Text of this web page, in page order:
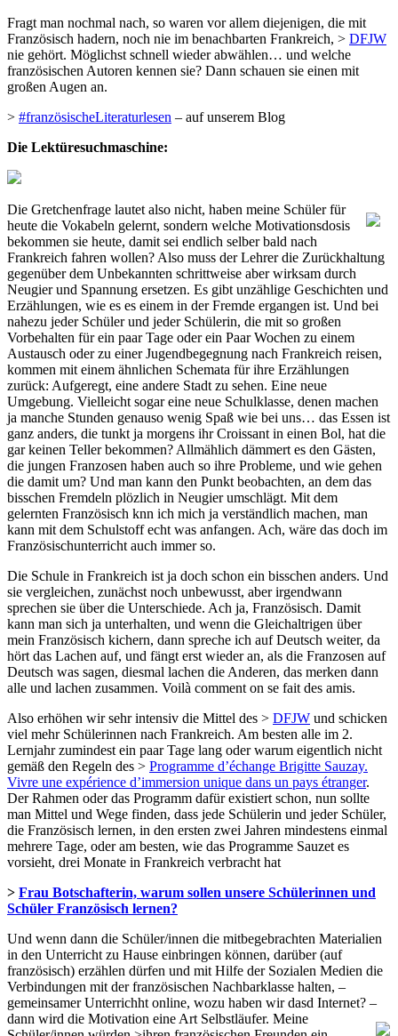
Fragt man nochmal nach, so waren vor allem diejenigen, die mit
Französisch hadern, noch nie im benachbarten Frankreich, > DFJW
nie gehört. Möglichst schnell wieder abwählen… und welche
französischen Autoren kennen sie? Dann schauen sie einen mit
großen Augen an.
> #französischeLiteraturlesen – auf unserem Blog
Die Lektüresuchmaschine:
Die Gretchenfrage lautet also nicht, haben meine Schüler für
heute die Vokabeln gelernt, sondern welche Motivationsdosis
bekommen sie heute, damit sei endlich selber bald nach
Frankreich fahren wollen? Also muss der Lehrer die Zurückhaltung
gegenüber dem Unbekannten schrittweise aber wirksam durch
Neugier und Spannung ersetzen. Es gibt unzählige Geschichten und
Erzählungen, wie es es einem in der Fremde ergangen ist. Und bei
nahezu jeder Schüler und jeder Schülerin, die mit so großen
Vorbehalten für ein paar Tage oder ein Paar Wochen zu einem
Austausch oder zu einer Jugendbegegnung nach Frankreich reisen,
kommen mit einem ähnlichen Schemata für ihre Erzählungen
zurück: Aufgeregt, eine andere Stadt zu sehen. Eine neue
Umgebung. Vielleicht sogar eine neue Schulklasse, denen machen
ja manche Stunden genauso wenig Spaß wie bei uns… das Essen ist
ganz anders, die tunkt ja morgens ihr Croissant in einen Bol, hat die
gar keinen Teller bekommen? Allmählich dämmert es den Gästen,
die jungen Franzosen haben auch so ihre Probleme, und wie gehen
die damit um? Und man kann den Punkt beobachten, an dem das
bisschen Fremdeln plözlich in Neugier umschlägt. Mit dem
gelernten Französisch knn ich mich ja verständlich machen, man
kann mit dem Schulstoff echt was anfangen. Ach, wäre das doch im
Französischunterricht auch immer so.
Die Schule in Frankreich ist ja doch schon ein bisschen anders. Und
sie vergleichen, zunächst noch unbewusst, aber irgendwann
sprechen sie über die Unterschiede. Ach ja, Französisch. Damit
kann man sich ja unterhalten, und wenn die Gleichaltrigen über
mein Französisch kichern, dann spreche ich auf Deutsch weiter, da
hört das Lachen auf, und fängt erst wieder an, als die Franzosen auf
Deutsch was sagen, diesmal lachen die Anderen, das merken dann
alle und lachen zusammen. Voilà comment on se fait des amis.
Also erhöhen wir sehr intensiv die Mittel des > DFJW und schicken
viel mehr Schülerinnen nach Frankreich. Am besten alle im 2.
Lernjahr zumindest ein paar Tage lang oder warum eigentlich nicht
gemäß den Regeln des > Programme d’échange Brigitte Sauzay.
Vivre une expérience d’immersion unique dans un pays étranger.
Der Rahmen oder das Programm dafür existiert schon, nun sollte
man Mittel und Wege finden, dass jede Schülerin und jeder Schüler,
die Französisch lernen, in den ersten zwei Jahren mindestens einmal
mehrere Tage, oder am besten, wie das Programme Sauzet es
vorsieht, drei Monate in Frankreich verbracht hat
> Frau Botschafterin, warum sollen unsere Schülerinnen und
Schüler Französisch lernen?
Und wenn dann die Schüler/innen die mitbegebrachten Materialien
in den Unterricht zu Hause einbringen können, darüber (auf
französisch) erzählen dürfen und mit Hilfe der Sozialen Medien die
Verbindungen mit der französischen Nachbarklasse halten, –
gemeinsamer Unterrichht online, wozu haben wir dasd Internet? –
dann wird die Motivation eine Art Selbstläufer. Meine